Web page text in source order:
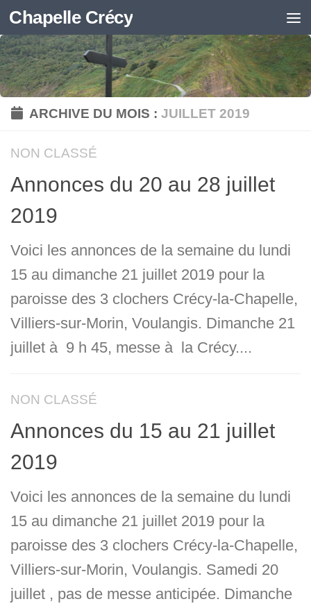
Skip to content
Chapelle Crécy
ARCHIVE DU MOIS :JUILLET 2019
NON CLASSÉ
Annonces du 20 au 28 juillet
2019
Voici les annonces de la semaine du lundi
15 au dimanche 21 juillet 2019 pour la
paroisse des 3 clochers Crécy-la-Chapelle,
Villiers-sur-Morin, Voulangis. Dimanche 21
juillet à 9 h 45, messe à la Crécy....
NON CLASSÉ
Annonces du 15 au 21 juillet
2019
Voici les annonces de la semaine du lundi
15 au dimanche 21 juillet 2019 pour la
paroisse des 3 clochers Crécy-la-Chapelle,
Villiers-sur-Morin, Voulangis. Samedi 20
juillet , pas de messe anticipée. Dimanche